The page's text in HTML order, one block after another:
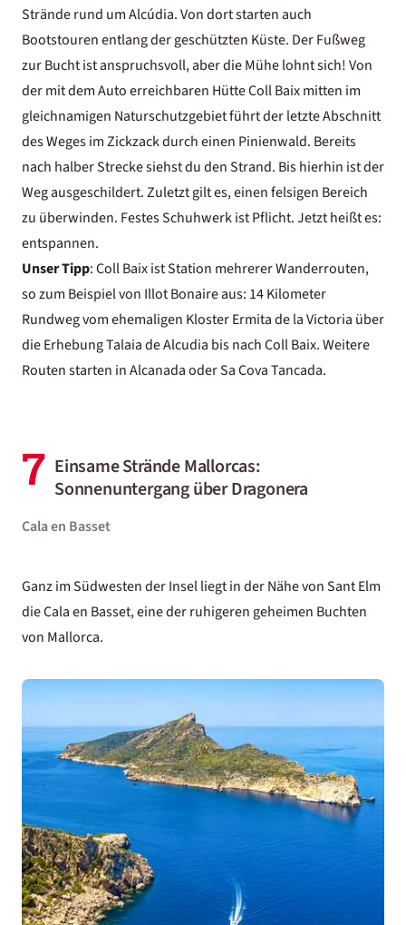
Strände rund um Alcúdia. Von dort starten auch
Bootstouren entlang der geschützten Küste. Der Fußweg
zur Bucht ist anspruchsvoll, aber die Mühe lohnt sich! Von
der mit dem Auto erreichbaren Hütte Coll Baix mitten im
gleichnamigen Naturschutzgebiet führt der letzte Abschnitt
des Weges im Zickzack durch einen Pinienwald. Bereits
nach halber Strecke siehst du den Strand. Bis hierhin ist der
Weg ausgeschildert. Zuletzt gilt es, einen felsigen Bereich
zu überwinden. Festes Schuhwerk ist Pflicht. Jetzt heißt es:
entspannen.
Unser Tipp: Coll Baix ist Station mehrerer Wanderrouten,
so zum Beispiel von Illot Bonaire aus: 14 Kilometer
Rundweg vom ehemaligen Kloster Ermita de la Victoria über
die Erhebung Talaia de Alcudia bis nach Coll Baix. Weitere
Routen starten in Alcanada oder Sa Cova Tancada.
7 Einsame Strände Mallorcas:
Sonnenuntergang über Dragonera
Cala en Basset
Ganz im Südwesten der Insel liegt in der Nähe von Sant Elm
die Cala en Basset, eine der ruhigeren geheimen Buchten
von Mallorca.